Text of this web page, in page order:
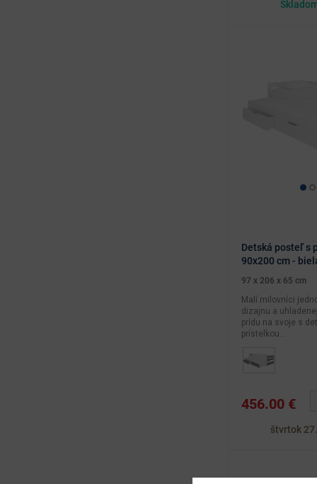
Detská posteľ s
90x200 cm -
97 x 206 x 65 cm
Malí milovníci
dizajnu a
prídu na svoje s
prístelkou...
456.00 €
štvrtok